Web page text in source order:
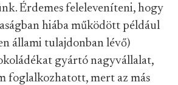
Érdemes feleleveníteni, hogy
hiába működött például
állami tulajdonban lévő)
gyártó nagyvállalat,
foglalkozhatott, mert az más